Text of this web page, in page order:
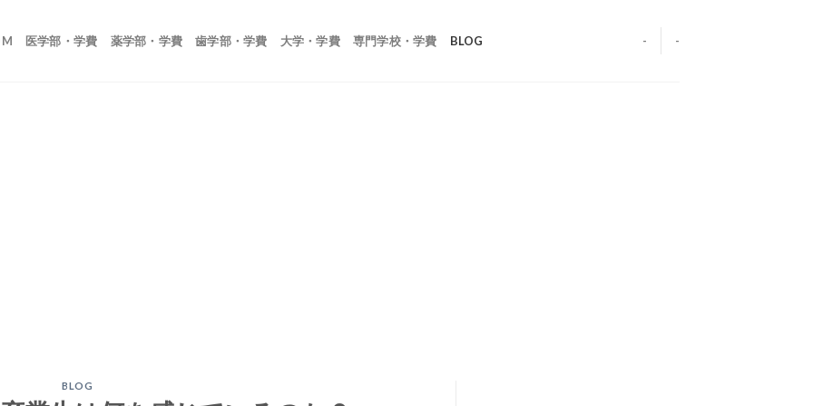
医学部・学費 薬学部・学費 歯学部・学費 大学・学費 専門学校・学費 BLOG - -
BLOG